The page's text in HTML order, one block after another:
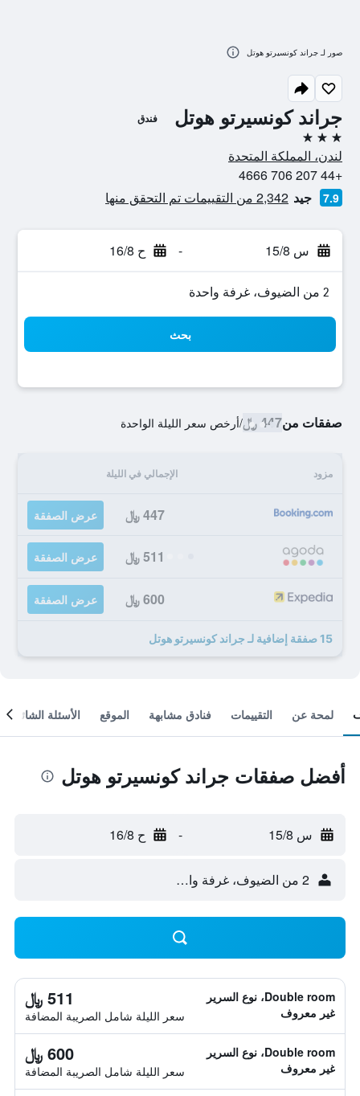
جراند كونسيرتو هوتل فندق
3 نجوم
لندن، المملكة المتحدة
+44 207 706 4666
7.9 جيد 2,342 من التقييمات تم التحقق منها
س 15/8 - ح 16/8
2 من الضيوف، غرفة واحدة
بحث
صفقات من447 ﷼ /أرخص سعر الليلة الواحدة
مزود الإجمالي في الليلة
447 ﷼ عرض الصفقة
511 ﷼ عرض الصفقة
600 ﷼ عرض الصفقة
15 صفقة إضافية لـ جراند كونسيرتو هوتل
صور لـ جراند كونسيرتو هوتل
لمحة عن التقييمات فنادق مشابهة الموقع الأسئلة الشائعة
أفضل صفقات جراند كونسيرتو هوتل
س 15/8 - ح 16/8
2 من الضيوف، غرفة واحدة
Double room، نوع السرير
غير معروف
511 ﷼
سعر الليلة شامل الصريبة المضافة
Double room، نوع السرير
غير معروف
600 ﷼
سعر الليلة شامل الصريبة المضافة